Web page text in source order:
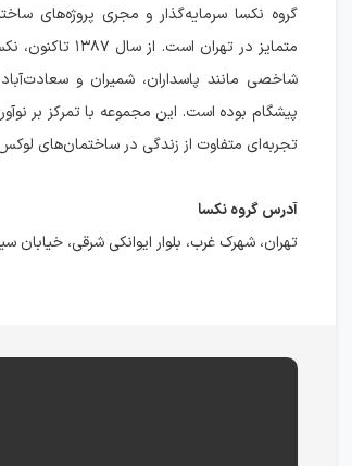
گروه نکسا سرمایه‌گذار و مجری پروژه‌های
شاخصی مانند پاسداران، شمیران و
پیشگام بوده است. این مجموعه با تمرکز بر
تجربه‌ای متفاوت از زندگی در ساختمان‌های لوکس
آدرس گروه نکسا
تهران، شهرک غرب، بلوار ایوانکی شرقی، خیابان سیمای